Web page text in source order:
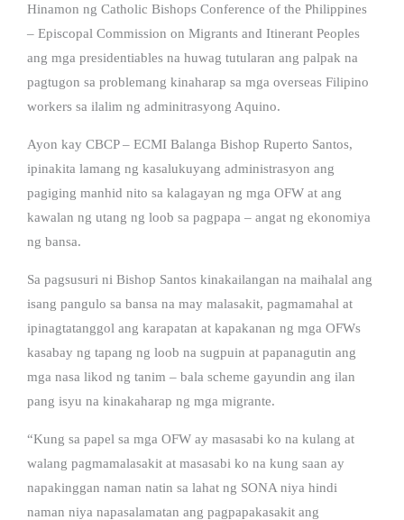
Hinamon ng Catholic Bishops Conference of the Philippines
– Episcopal Commission on Migrants and Itinerant Peoples
ang mga presidentiables na huwag tutularan ang palpak na
pagtugon sa problemang kinaharap sa mga overseas Filipino
workers sa ilalim ng adminitrasyong Aquino.
Ayon kay CBCP – ECMI Balanga Bishop Ruperto Santos,
ipinakita lamang ng kasalukuyang administrasyon ang
pagiging manhid nito sa kalagayan ng mga OFW at ang
kawalan ng utang ng loob sa pagpapa – angat ng ekonomiya
ng bansa.
Sa pagsusuri ni Bishop Santos kinakailangan na maihalal ang
isang pangulo sa bansa na may malasakit, pagmamahal at
ipinagtatanggol ang karapatan at kapakanan ng mga OFWs
kasabay ng tapang ng loob na sugpuin at papanagutin ang
mga nasa likod ng tanim – bala scheme gayundin ang ilan
pang isyu na kinakaharap ng mga migrante.
“Kung sa papel sa mga OFW ay masasabi ko na kulang at
walang pagmamalasakit at masasabi ko na kung saan ay
napakinggan naman natin sa lahat ng SONA niya hindi
naman niya napasalamatan ang pagpapakasakit ang